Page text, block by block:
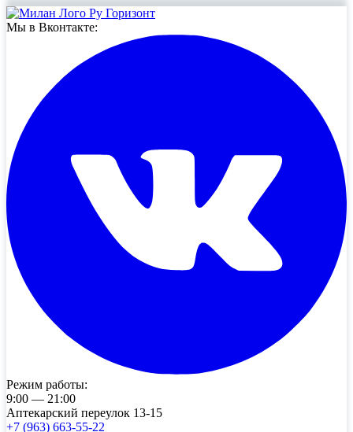
Мы в Вконтакте:
Режим работы:
9:00 — 21:00
Аптекарский переулок 13-15
+7 (963) 663-55-22